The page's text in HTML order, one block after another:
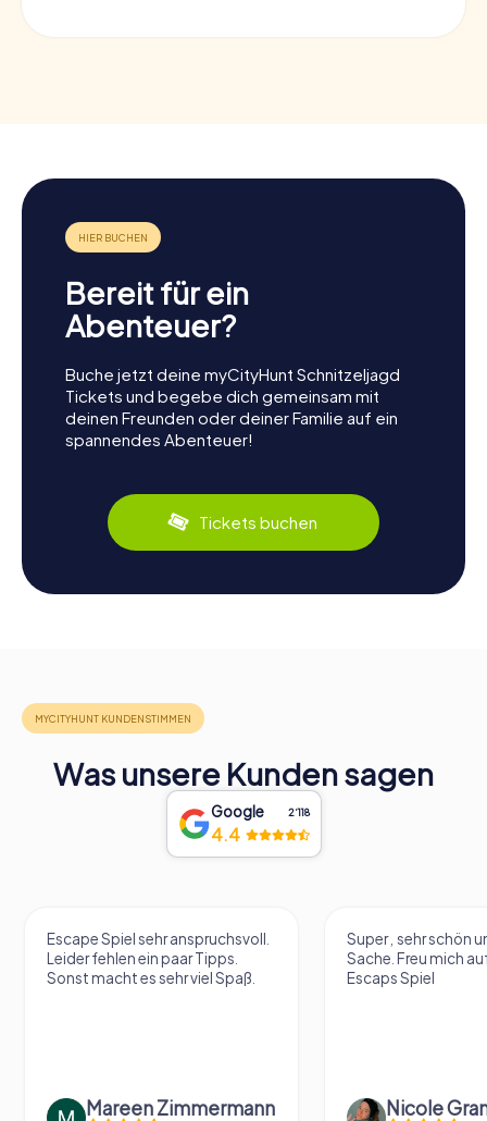
Bereit für ein
Abenteuer?
Buche jetzt deine myCityHunt Schnitzeljagd
Tickets und begebe dich gemeinsam mit
deinen Freunden oder deiner Familie auf ein
spannendes Abenteuer!
Tickets buchen
Was unsere Kunden sagen
Google 2‘118
4.4
Escape Spiel sehr anspruchsvoll.
Leider fehlen ein paar Tipps.
Sonst macht es sehr viel Spaß.
Mareen Zimmermann
Super , sehr schön
Sache. Freu mich
Escaps Spiel
Nicole